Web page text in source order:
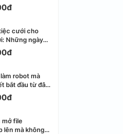
cưới cho
Những ngày
khá ngợp
robot mà
bắt đầu từ đâu
thật
mở file
lên mà không